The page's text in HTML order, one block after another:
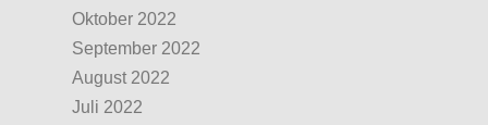
Oktober 2022
September 2022
August 2022
Juli 2022